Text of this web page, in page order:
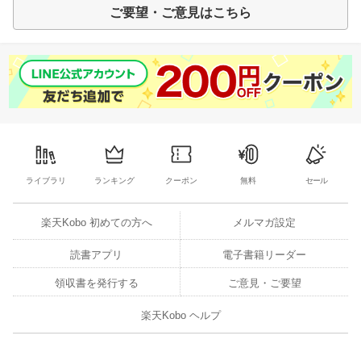
ご要望・ご意見はこちら
ライブラリ ランキング クーポン 無料 セール
楽天Kobo 初めての方へ メルマガ設定
読書アプリ 電子書籍リーダー
領収書を発行する ご意見・ご要望
楽天Kobo ヘルプ